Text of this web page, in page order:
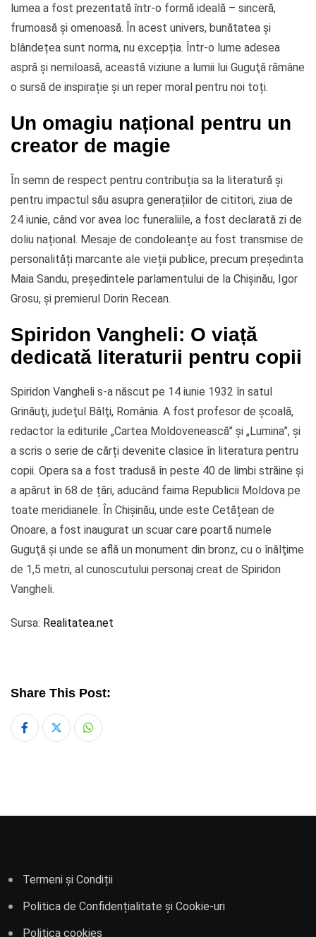
lumea a fost prezentată într-o formă ideală – sinceră,
frumoasă și omenoasă. În acest univers, bunătatea și
blândețea sunt norma, nu excepția. Într-o lume adesea
aspră și nemiloasă, această viziune a lumii lui Guguţă rămâne
o sursă de inspirație și un reper moral pentru noi toți.
Un omagiu național pentru un
creator de magie
În semn de respect pentru contribuția sa la literatură și
pentru impactul său asupra generațiilor de cititori, ziua de
24 iunie, când vor avea loc funeraliile, a fost declarată zi de
doliu național. Mesaje de condoleanțe au fost transmise de
personalități marcante ale vieții publice, precum președinta
Maia Sandu, președintele parlamentului de la Chișinău, Igor
Grosu, și premierul Dorin Recean.
Spiridon Vangheli: O viață
dedicată literaturii pentru copii
Spiridon Vangheli s-a născut pe 14 iunie 1932 în satul
Grinăuţi, judeţul Bălţi, România. A fost profesor de școală,
redactor la editurile „Cartea Moldovenească” și „Lumina”, și
a scris o serie de cărți devenite clasice în literatura pentru
copii. Opera sa a fost tradusă în peste 40 de limbi străine și
a apărut în 68 de țări, aducând faima Republicii Moldova pe
toate meridianele. În Chișinău, unde este Cetățean de
Onoare, a fost inaugurat un scuar care poartă numele
Guguţă și unde se află un monument din bronz, cu o înălţime
de 1,5 metri, al cunoscutului personaj creat de Spiridon
Vangheli.
Sursa: Realitatea.net
Share This Post:
Whatsapp
Termeni și Condiții
Politica de Confidențialitate și Cookie-uri
Politica cookies